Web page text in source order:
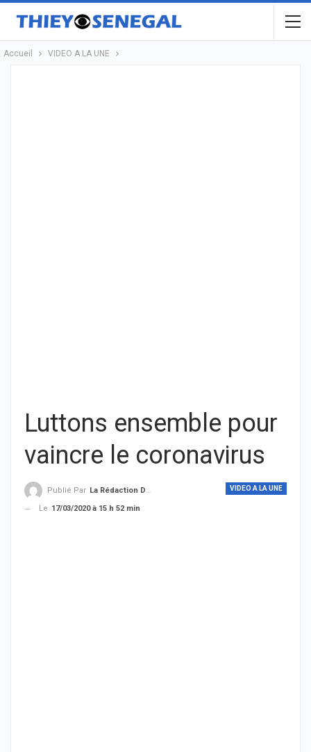
Accueil VIDEO A LA UNE
Luttons ensemble pour
vaincre le coronavirus
VIDEO A LA UNE
Publié Par La Rédaction De THIEYSENEGAL.com
Le 17/03/2020 à 15 h 52 min